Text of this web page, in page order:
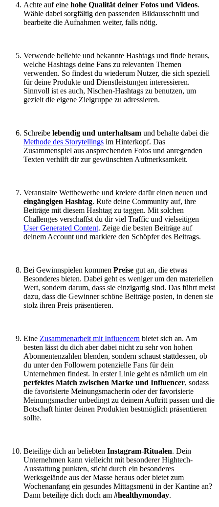
Achte auf eine hohe Qualität deiner Fotos und Videos.
Wähle dabei sorgfältig den passenden Bildausschnitt und
bearbeite die Aufnahmen weiter, falls nötig.
Verwende beliebte und bekannte Hashtags und finde heraus,
welche Hashtags deine Fans zu relevanten Themen
verwenden. So findest du wiederum Nutzer, die sich speziell
für deine Produkte und Dienstleistungen interessieren.
Sinnvoll ist es auch, Nischen-Hashtags zu benutzen, um
gezielt die eigene Zielgruppe zu adressieren.
Schreibe lebendig und unterhaltsam und behalte dabei die
Methode des Storytellings im Hinterkopf. Das
Zusammenspiel aus ansprechenden Fotos und anregenden
Texten verhilft dir zur gewünschten Aufmerksamkeit.
Veranstalte Wettbewerbe und kreiere dafür einen neuen und
eingängigen Hashtag. Rufe deine Community auf, ihre
Beiträge mit diesem Hashtag zu taggen. Mit solchen
Challenges verschaffst du dir viel Traffic und vielseitigen
User Generated Content. Zeige die besten Beiträge auf
deinem Account und markiere den Schöpfer des Beitrags.
Bei Gewinnspielen kommen Preise gut an, die etwas
Besonderes bieten. Dabei geht es weniger um den materiellen
Wert, sondern darum, dass sie einzigartig sind. Das führt meist
dazu, dass die Gewinner schöne Beiträge posten, in denen sie
stolz ihren Preis präsentieren.
Eine Zusammenarbeit mit Influencern bietet sich an. Am
besten lässt du dich aber dabei nicht zu sehr von hohen
Abonnentenzahlen blenden, sondern schaust stattdessen, ob
du unter den Followern potenzielle Fans für dein
Unternehmen findest. In erster Linie geht es nämlich um ein
perfektes Match zwischen Marke und Influencer, sodass
die favorisierte Meinungsmacherin oder der favorisierte
Meinungsmacher unbedingt zu deinem Auftritt passen und die
Botschaft hinter deinen Produkten bestmöglich präsentieren
sollte.
Beteilige dich an beliebten Instagram-Ritualen. Dein
Unternehmen kann vielleicht mit besonderer Hightech-
Ausstattung punkten, sticht durch ein besonderes
Werksgelände aus der Masse heraus oder bietet zum
Wochenanfang ein gesundes Mittagsmenü in der Kantine an?
Dann beteilige dich doch am #healthymonday.